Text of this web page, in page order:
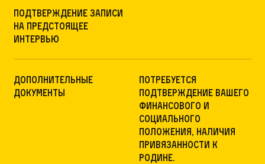
Подтверждение записи
на предстоящее
интервью
Дополнительные
документы
потребуется
подтверждение вашего
финансового и
социального
положения, наличия
привязанности к
родине.